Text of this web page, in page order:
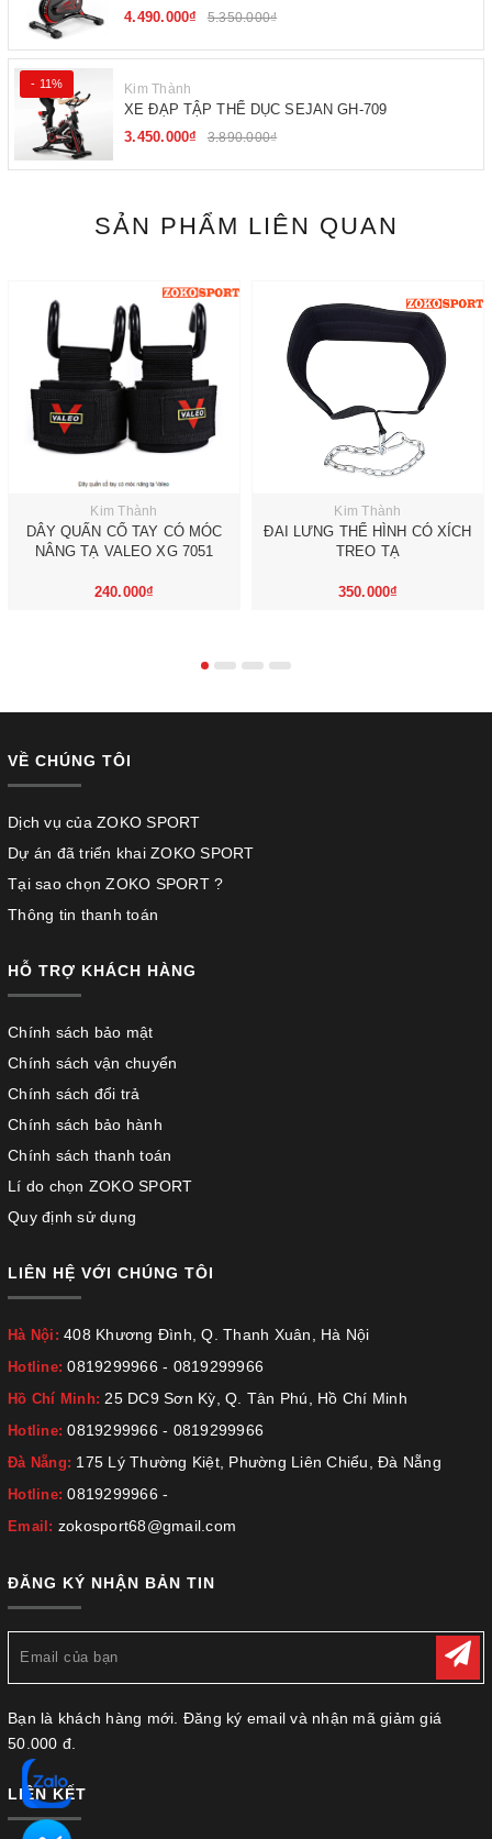
TỪ
4.490.000₫ 5.350.000₫
- 11% Kim Thành
XE ĐẠP TẬP THỂ DỤC SEJAN GH-709
3.450.000₫
3.890.000₫
SẢN PHẨM LIÊN QUAN
Kim Thành
DÂY QUẤN CỔ TAY CÓ MÓC
NÂNG TẠ VALEO XG 7051
240.000₫
Kim Thành
ĐAI LƯNG THỂ HÌNH CÓ XÍCH
TREO TẠ
350.000₫
VỀ CHÚNG TÔI
Dịch vụ của ZOKO SPORT
Dự án đã triển khai ZOKO SPORT
Tại sao chọn ZOKO SPORT ?
Thông tin thanh toán
HỖ TRỢ KHÁCH HÀNG
Chính sách bảo mật
Chính sách vận chuyển
Chính sách đổi trả
Chính sách bảo hành
Chính sách thanh toán
Lí do chọn ZOKO SPORT
Quy định sử dụng
LIÊN HỆ VỚI CHÚNG TÔI
Hà Nội: 408 Khương Đình, Q. Thanh Xuân, Hà Nội
Hotline:0819299966 - 0819299966
Hồ Chí Minh: 25 DC9 Sơn Kỳ, Q. Tân Phú, Hồ Chí Minh
Hotline:0819299966 - 0819299966
Đà Nẵng: 175 Lý Thường Kiệt, Phường Liên Chiểu, Đà Nẵng
Hotline:0819299966 -
Email: zokosport68@gmail.com
ĐĂNG KÝ NHẬN BẢN TIN
Bạn là khách hàng mới. Đăng ký email và nhận mã giảm giá
50.000 đ.
LIÊN KẾT